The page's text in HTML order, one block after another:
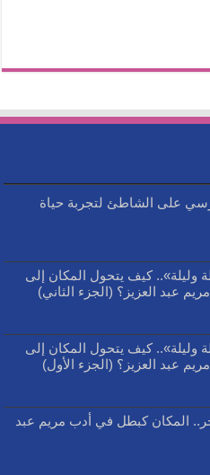
على الشاطئ لتجربة حياة
وليلة».. كيف يتحول المكان إلى
عبد العزيز؟ (الجزء الثاني)
وليلة».. كيف يتحول المكان إلى
عبد العزيز؟ (الجزء الأول)
المكان كبطل في أدب مريم عبد